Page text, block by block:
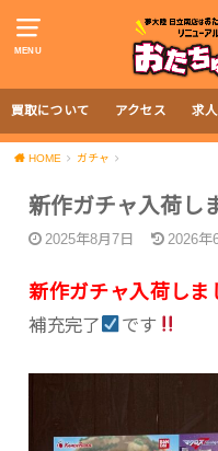
MENU
買取について アクセス 求
HOME ガチャ
新作ガチャ入荷し
2025年8月7日 2026年
新作ガチャ入荷しま
補充完了 です